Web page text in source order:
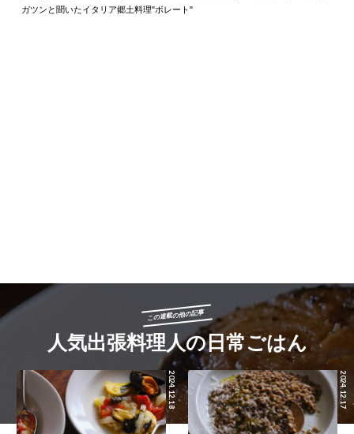
ガツンと聞いたイタリア郷土料理"ボレート"
この連載の他の記事
人気出張料理人の日常ごはん
2024.12.18 2024.12.17